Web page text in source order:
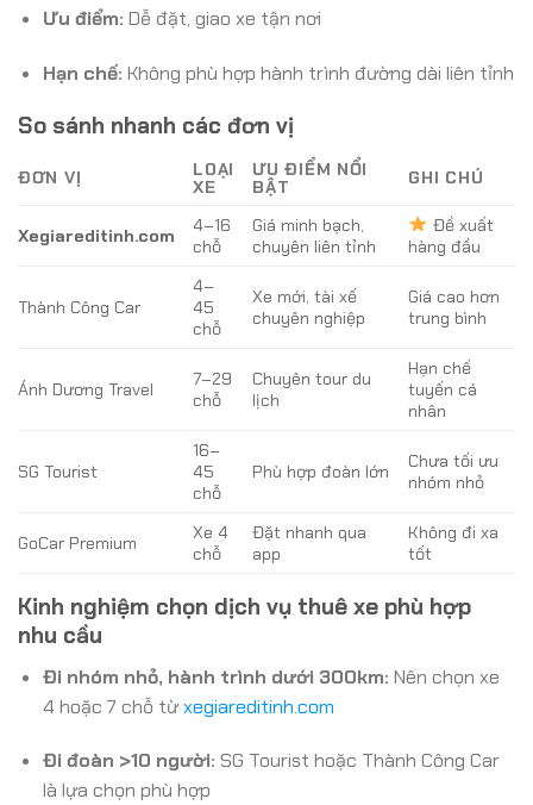
Ưu điểm: Dễ đặt, giao xe tận nơi
Hạn chế: Không phù hợp hành trình đường dài liên tỉnh
So sánh nhanh các đơn vị
ĐƠN VỊ
LOẠI
XE
ƯU ĐIỂM NỔI
BẬT
GHI CHÚ
Xegiareditinh.com
4–16
chỗ
Giá minh bạch,
chuyên liên tỉnh
Đề xuất
hàng đầu
Thành Công Car
4–
45
chỗ
Xe mới, tài xế
chuyên nghiệp
Giá cao hơn
trung bình
Ánh Dương Travel
7–29
chỗ
Chuyên tour du
lịch
Hạn chế
tuyến cá
nhân
SG Tourist
16–
45
chỗ
Phù hợp đoàn lớn
Chưa tối ưu
nhóm nhỏ
GoCar Premium
Xe 4
chỗ
Đặt nhanh qua
app
Không đi xa
tốt
Kinh nghiệm chọn dịch vụ thuê xe phù hợp
nhu cầu
Đi nhóm nhỏ, hành trình dưới 300km: Nên chọn xe
4 hoặc 7 chỗ từxegiareditinh.com
Đi đoàn >10 người: SG Tourist hoặc Thành Công Car
là lựa chọn phù hợp